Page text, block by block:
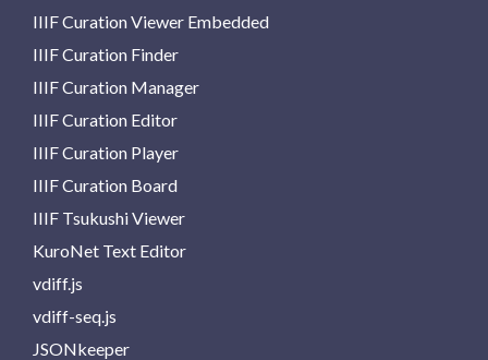
IIIF Curation Viewer Embedded
IIIF Curation Finder
IIIF Curation Manager
IIIF Curation Editor
IIIF Curation Player
IIIF Curation Board
IIIF Tsukushi Viewer
KuroNet Text Editor
vdiff.js
vdiff-seq.js
JSONkeeper